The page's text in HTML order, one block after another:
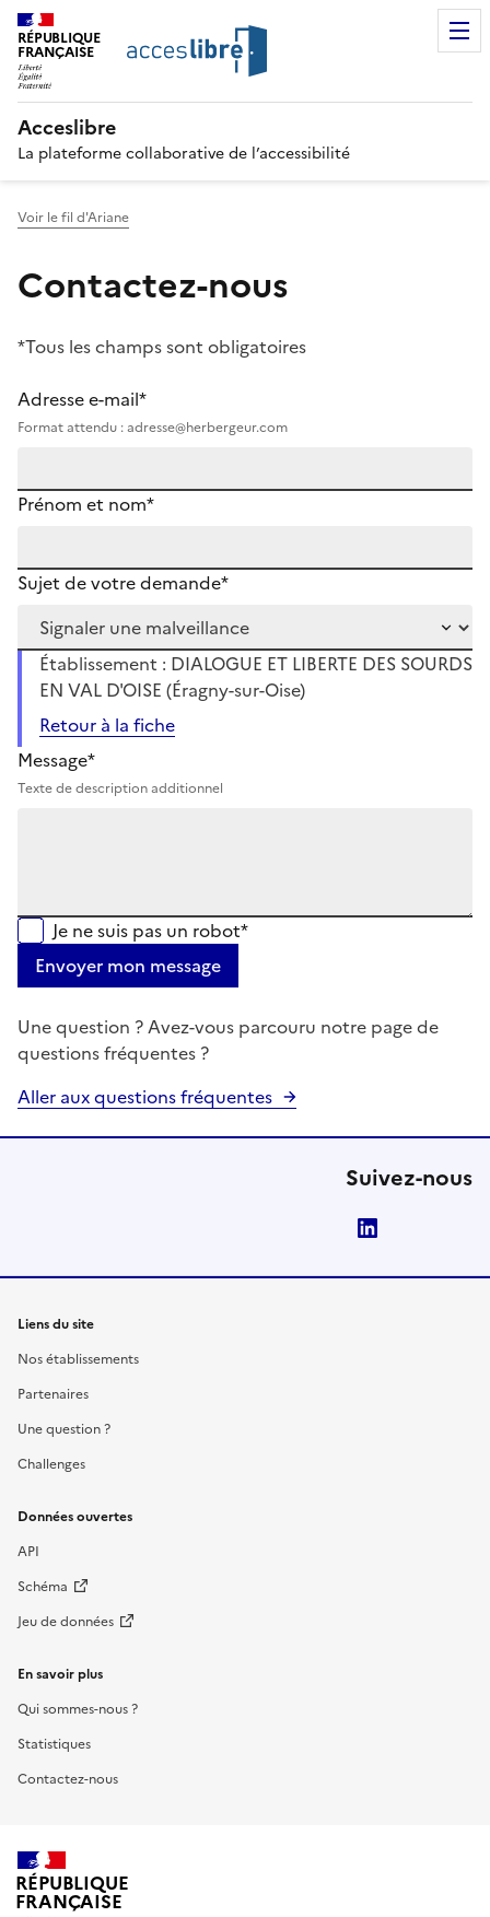
RÉPUBLIQUE
FRANÇAISE
Acceslibre
La plateforme collaborative de l’accessibilité
Voir le fil d'Ariane
Contactez-nous
*Tous les champs sont obligatoires
Adresse e-mail*
Format attendu : adresse@herbergeur.com
Prénom et nom*
Sujet de votre demande*
Établissement : DIALOGUE ET LIBERTE DES SOURDS
EN VAL D'OISE (Éragny-sur-Oise)
Retour à la fiche
Message*
Texte de description additionnel
Je ne suis pas un robot*
Envoyer mon message
Une question ? Avez-vous parcouru notre page de
questions fréquentes ?
Aller aux questions fréquentes
Suivez-nous
Liens du site
Nos établissements
Partenaires
Une question ?
Challenges
Données ouvertes
API
Schéma
Jeu de données
En savoir plus
Qui sommes-nous ?
Statistiques
Contactez-nous
RÉPUBLIQUE
FRANÇAISE